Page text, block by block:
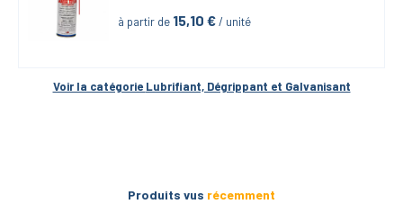
à partir de 15,10 € / unité
Voir la catégorie Lubrifiant, Dégrippant et Galvanisant
Produits vus récemment